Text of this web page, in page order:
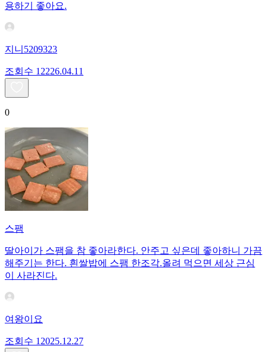
용하기 좋아요.
지니5209323
조회수 12226.04.11
0
스팸
딸아이가 스팸을 참 좋아라한다. 안주고 싶은데 좋아하니 가끔
해주기는 한다. 흰쌀밥에 스팸 한조각.올려 먹으면 세상 근심
이 사라진다.
여왕이요
조회수 12025.12.27